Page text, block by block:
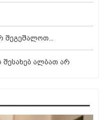
შეგეშალოთ...
შესახებ ალბათ არ